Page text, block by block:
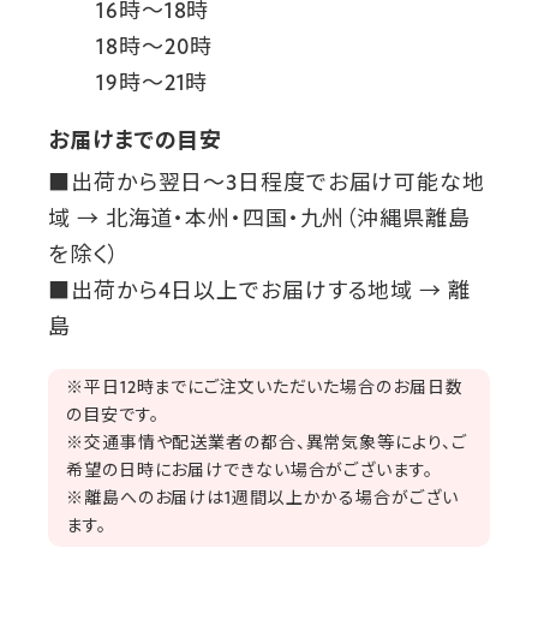
16時～18時
18時～20時
19時～21時
お届けまでの目安
■出荷から翌日～3日程度でお届け可能な地
域 → 北海道・本州・四国・九州（沖縄県離島
を除く）
■出荷から4日以上でお届けする地域 → 離
島
※平日12時までにご注文いただいた場合のお届日数
の目安です。
※交通事情や配送業者の都合、異常気象等により、ご
希望の日時にお届けできない場合がございます。
※離島へのお届けは1週間以上かかる場合がござい
ます。